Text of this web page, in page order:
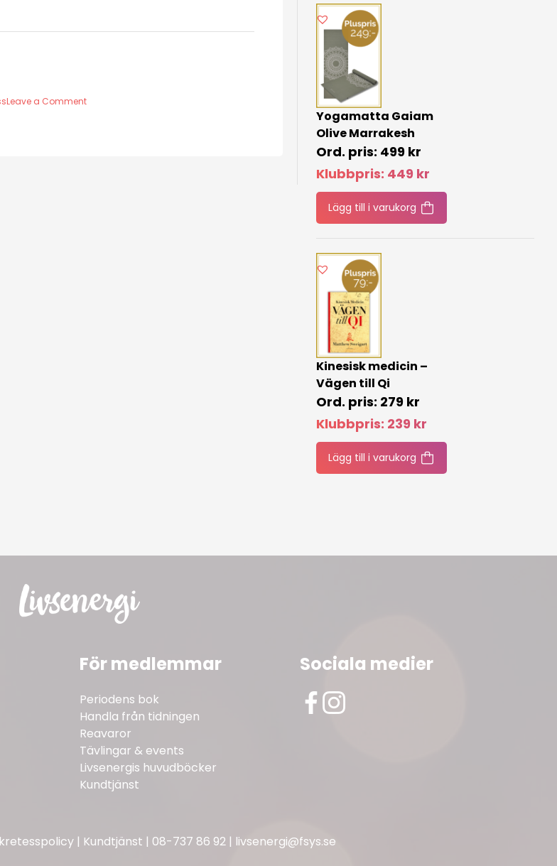
Leave a Commenton
Yogamatta Gaiam
Olive Marrakesh
499 kr
Klubbpris: 449 kr
Lägg till i varukorg
Kinesisk medicin –
Vägen till Qi
279 kr
Klubbpris: 239 kr
Lägg till i varukorg
För medlemmar
Periodens bok
Handla från tidningen
Reavaror
Tävlingar & events
Livsenergis huvudböcker
Kundtjänst
Sociala medier
| Kundtjänst | 08-737 86 92| livsenergi@fsys.se